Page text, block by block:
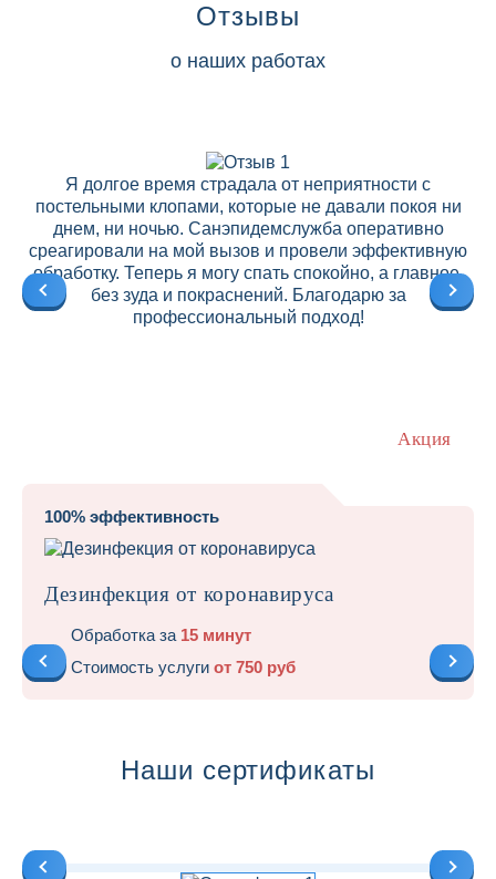
Отзывы
о наших работах
Я долгое время страдала от неприятности с
постельными клопами, которые не давали покоя ни
днем, ни ночью. Санэпидемслужба оперативно
среагировали на мой вызов и провели эффективную
обработку. Теперь я могу спать спокойно, а главное,
без зуда и покраснений. Благодарю за
профессиональный подход!
Акция
100% эффективность
Дезинфекция от коронавируса
Обработка за 15 минут
Стоимость услуги от 750 руб
Наши сертификаты